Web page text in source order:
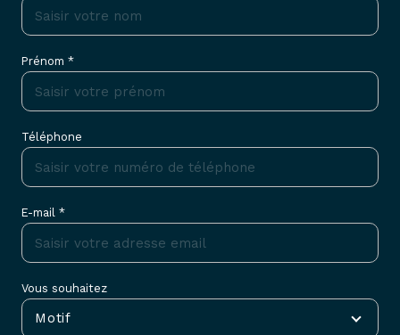
Prénom *
Téléphone
E-mail *
Vous souhaitez
Motif